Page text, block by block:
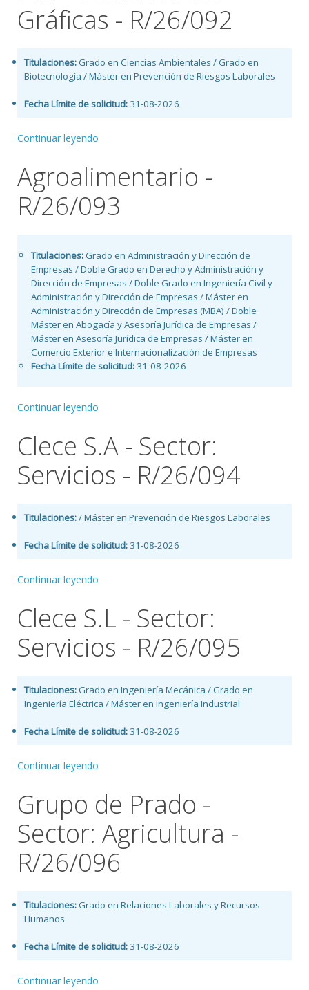
Gráficas - R/26/092
Titulaciones:Grado en Ciencias Ambientales / Grado en
Biotecnología / Máster en Prevención de Riesgos Laborales
Fecha Límite de solicitud: 31-08-2026
Continuar leyendo
Agroalimentario -
R/26/093
Titulaciones:Grado en Administración y Dirección de
Empresas / Doble Grado en Derecho y Administración y
Dirección de Empresas / Doble Grado en Ingeniería Civil y
Administración y Dirección de Empresas / Máster en
Administración y Dirección de Empresas (MBA) / Doble
Máster en Abogacía y Asesoría Jurídica de Empresas /
Máster en Asesoría Jurídica de Empresas / Máster en
Comercio Exterior e Internacionalización de Empresas
Fecha Límite de solicitud: 31-08-2026
Continuar leyendo
Clece S.A - Sector:
Servicios - R/26/094
Titulaciones:/ Máster en Prevención de Riesgos Laborales
Fecha Límite de solicitud: 31-08-2026
Continuar leyendo
Clece S.L - Sector:
Servicios - R/26/095
Titulaciones:Grado en Ingeniería Mecánica / Grado en
Ingeniería Eléctrica / Máster en Ingeniería Industrial
Fecha Límite de solicitud: 31-08-2026
Continuar leyendo
Grupo de Prado -
Sector: Agricultura -
R/26/096
Titulaciones:Grado en Relaciones Laborales y Recursos
Humanos
Fecha Límite de solicitud: 31-08-2026
Continuar leyendo